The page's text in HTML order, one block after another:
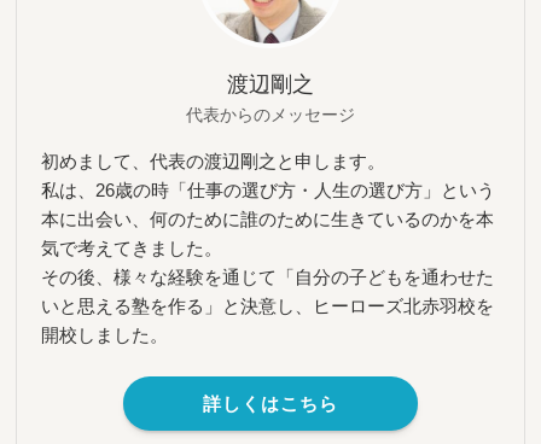
渡辺剛之
代表からのメッセージ
初めまして、代表の渡辺剛之と申します。
私は、26歳の時「仕事の選び方・人生の選び方」という
本に出会い、何のために誰のために生きているのかを本
気で考えてきました。
その後、様々な経験を通じて「自分の子どもを通わせた
いと思える塾を作る」と決意し、ヒーローズ北赤羽校を
開校しました。
詳しくはこちら